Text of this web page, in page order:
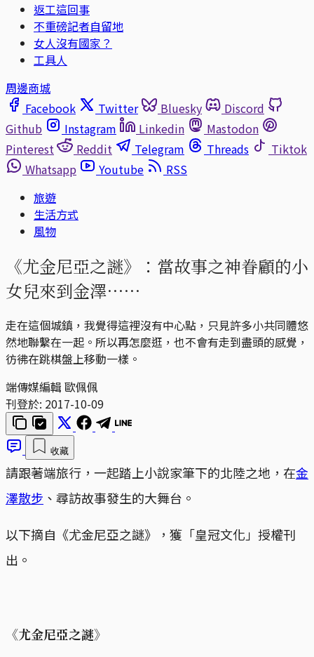
返工這回事
不重磅記者自留地
女人沒有國家？
工具人
周邊商城
Facebook
Twitter Bluesky
Discord
Github
Instagram Linkedin
Mastodon
Pinterest
Reddit Telegram Threads
Tiktok
Whatsapp
Youtube
RSS
旅遊
生活方式
風物
《尤金尼亞之謎》：當故事之神眷顧的小
女兒來到金澤⋯⋯
走在這個城鎮，我覺得這裡沒有中心點，只見許多小共同體悠
然地聯繫在一起。所以再怎麼逛，也不會有走到盡頭的感覺，
彷彿在跳棋盤上移動一樣。
端傳媒編輯 歐佩佩
刊登於: 2017-10-09
收藏
請跟著端旅行，一起踏上小說家筆下的北陸之地，在金
澤散步 、尋訪故事發生的大舞台。
以下摘自《尤金尼亞之謎》，獲「皇冠文化」授權刊
出。
《尤金尼亞之謎》